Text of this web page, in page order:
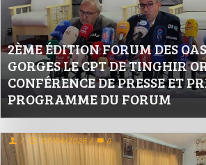
2ÈME ÉDITION FORUM DES
GORGES LE CPT DE TINGHIR
CONFÉRENCE DE PRESSE ET
PROGRAMME DU FORUM
/ 07/04/2026 / 0